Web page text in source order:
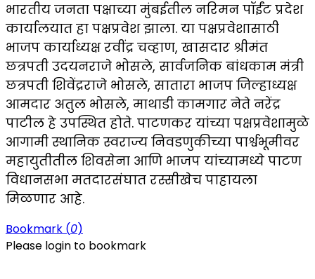
भारतीय जनता पक्षाच्या मुंबईतील नरिमन पॉईंट प्रदेश
कार्यालयात हा पक्षप्रवेश झाला. या पक्षप्रवेशासाठी
भाजप कार्याध्यक्ष रवींद्र चव्हाण, खासदार श्रीमंत
छत्रपती उदयनराजे भोसले, सार्वजनिक बांधकाम मंत्री
छत्रपती शिवेंद्रराजे भोसले, सातारा भाजप जिल्हाध्यक्ष
आमदार अतुल भोसले, माथाडी कामगार नेते नरेंद्र
पाटील हे उपस्थित होते. पाटणकर यांच्या पक्षप्रवेशामुळे
आगामी स्थानिक स्वराज्य निवडणुकीच्या पार्श्वभूमीवर
महायुतीतील शिवसेना आणि भाजप यांच्यामध्ये पाटण
विधानसभा मतदारसंघात रस्सीखेच पाहायला
मिळणार आहे.
Bookmark (0)
Please login to bookmark